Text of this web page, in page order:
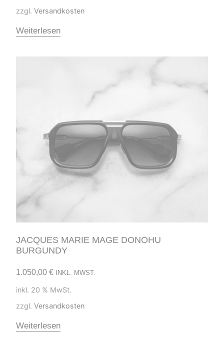
zzgl. Versandkosten
Weiterlesen
JACQUES MARIE MAGE DONOHU
BURGUNDY
1.050,00 € INKL. MWST.
inkl. 20 % MwSt.
zzgl. Versandkosten
Weiterlesen